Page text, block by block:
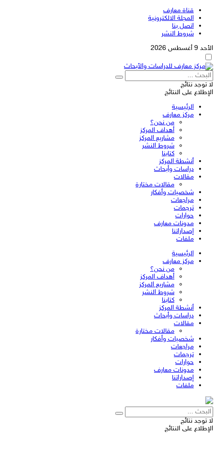
قناة معارف
المجلة الالكترونية
اتصل بنا
شروط النشر
الأحد 9 أغسطس 2026
لا توجد نتائج
الإطلاع على النتائج
الرئيسية
مركز معارف
من نحن؟
أهداف المركز
مشاريع المركز
شروط النشر
كتابنا
أنشطة المركز
دراسات وأبحاث
مقالات
مقالات مختارة
شخصيات وأفكار
مراجعات
ترجمات
حوارات
مدونات معارف
إصداراتنا
ملفات
الرئيسية
مركز معارف
من نحن؟
أهداف المركز
مشاريع المركز
شروط النشر
كتابنا
أنشطة المركز
دراسات وأبحاث
مقالات
مقالات مختارة
شخصيات وأفكار
مراجعات
ترجمات
حوارات
مدونات معارف
إصداراتنا
ملفات
لا توجد نتائج
الإطلاع على النتائج